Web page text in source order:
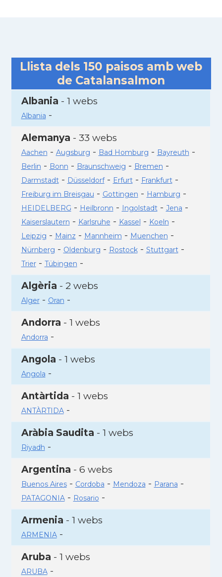
Llista dels 150 paisos amb web
de Catalansalmon
Albania - 1 webs
Albania -
Alemanya - 33 webs
Aachen - Augsburg - Bad Homburg - Bayreuth -
Berlin - Bonn - Braunschweig - Bremen -
Darmstadt- Düsseldorf- Erfurt- Frankfurt-
Freiburg im Breisgau - Gottingen - Hamburg -
HEIDELBERG - Heilbronn - Ingolstadt- Jena -
Kaiserslautern - Karlsruhe - Kassel - Koeln -
Leipzig - Mainz - Mannheim - Muenchen -
Nürnberg - Oldenburg - Rostock- Stuttgart-
Trier- Tübingen -
Algèria - 2 webs
Alger- Oran -
Andorra - 1 webs
Andorra -
Angola - 1 webs
Angola -
Antàrtida - 1 webs
ANTÀRTIDA-
Aràbia Saudita - 1 webs
Riyadh -
Argentina - 6 webs
Buenos Aires- Cordoba - Mendoza - Parana -
PATAGONIA- Rosario -
Armenia - 1 webs
ARMENIA-
Aruba - 1 webs
ARUBA-